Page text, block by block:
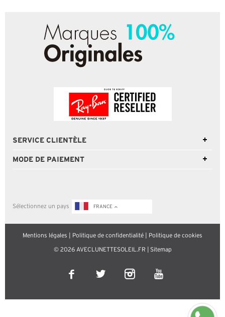
SERVICE CLIENTÈLE
MODE DE PAIEMENT
Sélectionnez un pays FRANCE
Mentions légales Politique de confidentialité Politique de cookies
© 2026 AVECLUNETTESOLEIL.FR | Sitemap